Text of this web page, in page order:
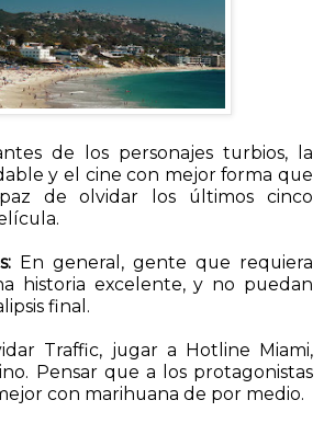
de los personajes turbios, la
y el cine con mejor forma que
de olvidar los últimos cinco
En general, gente que requiera
historia excelente, y no puedan
final.
Traffic, jugar a Hotline Miami,
Pensar que a los protagonistas
con marihuana de por medio.